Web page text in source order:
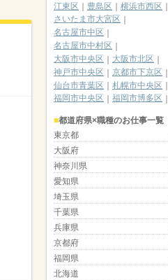
江東区
豊島区
横浜市西区
さいたま市大宮区
名古屋市中区
名古屋市中村区
大阪市中央区
大阪市北区
神戸市中央区
京都市下京区
仙台市青葉区
札幌市中央区
福岡市中央区
福岡市博多区
都道府県×職種のお仕事一覧
東京都
大阪府
神奈川県
愛知県
埼玉県
千葉県
兵庫県
京都府
福岡県
北海道